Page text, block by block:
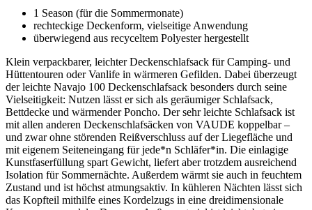
1 Season (für die Sommermonate)
rechteckige Deckenform, vielseitige Anwendung
überwiegend aus recyceltem Polyester hergestellt
Klein verpackbarer, leichter Deckenschlafsack für Camping- und
Hüttentouren oder Vanlife in wärmeren Gefilden. Dabei überzeugt
der leichte Navajo 100 Deckenschlafsack besonders durch seine
Vielseitigkeit: Nutzen lässt er sich als geräumiger Schlafsack,
Bettdecke und wärmender Poncho. Der sehr leichte Schlafsack ist
mit allen anderen Deckenschlafsäcken von VAUDE koppelbar –
und zwar ohne störenden Reißverschluss auf der Liegefläche und
mit eigenem Seiteneingang für jede*n Schläfer*in. Die einlagige
Kunstfaserfüllung spart Gewicht, liefert aber trotzdem ausreichend
Isolation für Sommernächte. Außerdem wärmt sie auch in feuchtem
Zustand und ist höchst atmungsaktiv. In kühleren Nächten lässt sich
das Kopfteil mithilfe eines Kordelzugs in eine dreidimensionale